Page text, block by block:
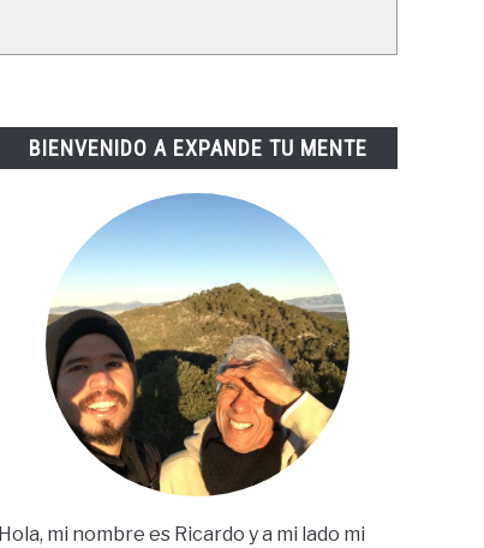
BIENVENIDO A EXPANDE TU MENTE
Hola, mi nombre es Ricardo y a mi lado mi